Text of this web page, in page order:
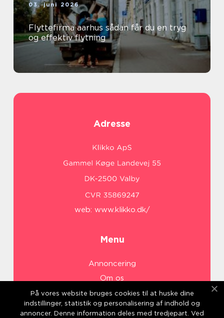
03. juni 2026
Flyttefirma aarhus sådan får du en tryg
og effektiv flytning
Adresse
web: www.klikko.dk/
Menu
Annoncering
Om os
Cookies
Kontakt os
På vores website bruges cookies til at huske dine
indstillinger, statistik og personalisering af indhold og
annoncer. Denne information deles med tredjepart. Ved